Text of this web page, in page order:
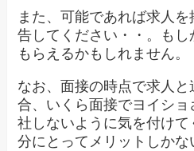
また、可能であれば求人
告してください・・。も
もらえるかもしれません。
なお、面接の時点で求人
合、いくら面接でヨイシ
社しないように気を付け
分にとってメリットしか